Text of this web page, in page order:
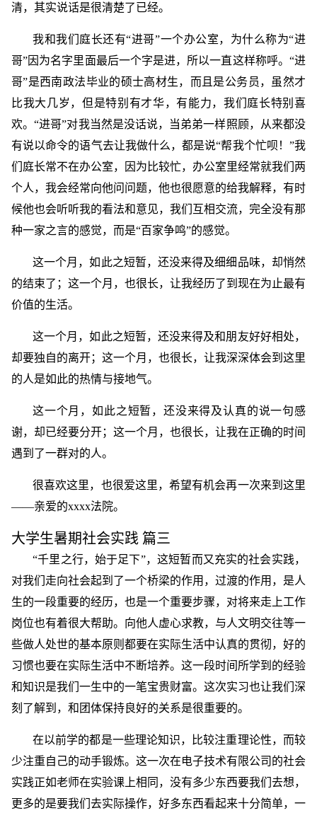
清，其实说话是很清楚了已经。
我和我们庭长还有“进哥”一个办公室，为什么称为“进
哥”因为名字里面最后一个字是进，所以一直这样称呼。“进
哥”是西南政法毕业的硕士高材生，而且是公务员，虽然才
比我大几岁，但是特别有才华，有能力，我们庭长特别喜
欢。“进哥”对我当然是没话说，当弟弟一样照顾，从来都没
有说以命令的语气去让我做什么，都是说“帮我个忙呗！”我
们庭长常不在办公室，因为比较忙，办公室里经常就我们两
个人，我会经常向他问问题，他也很愿意的给我解释，有时
候他也会听听我的看法和意见，我们互相交流，完全没有那
种一家之言的感觉，而是“百家争鸣”的感觉。
这一个月，如此之短暂，还没来得及细细品味，却悄然
的结束了；这一个月，也很长，让我经历了到现在为止最有
价值的生活。
这一个月，如此之短暂，还没来得及和朋友好好相处，
却要独自的离开；这一个月，也很长，让我深深体会到这里
的人是如此的热情与接地气。
这一个月，如此之短暂，还没来得及认真的说一句感
谢，却已经要分开；这一个月，也很长，让我在正确的时间
遇到了一群对的人。
很喜欢这里，也很爱这里，希望有机会再一次来到这里
――亲爱的xxxx法院。
大学生暑期社会实践 篇三
“千里之行，始于足下”，这短暂而又充实的社会实践，
对我们走向社会起到了一个桥梁的作用，过渡的作用，是人
生的一段重要的经历，也是一个重要步骤，对将来走上工作
岗位也有着很大帮助。向他人虚心求教，与人文明交往等一
些做人处世的基本原则都要在实际生活中认真的贯彻，好的
习惯也要在实际生活中不断培养。这一段时间所学到的经验
和知识是我们一生中的一笔宝贵财富。这次实习也让我们深
刻了解到，和团体保持良好的关系是很重要的。
在以前学的都是一些理论知识，比较注重理论性，而较
少注重自己的动手锻炼。这一次在电子技术有限公司的社会
实践正如老师在实验课上相同，没有多少东西要我们去想，
更多的是要我们去实际操作，好多东西看起来十分简单，一